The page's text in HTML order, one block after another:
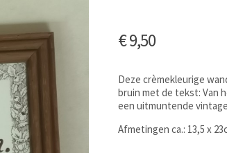
€9,50
Deze crèmekleurige
bruin met de tekst: Van
een uitmuntende
Afmetingen ca.: 13,5 x